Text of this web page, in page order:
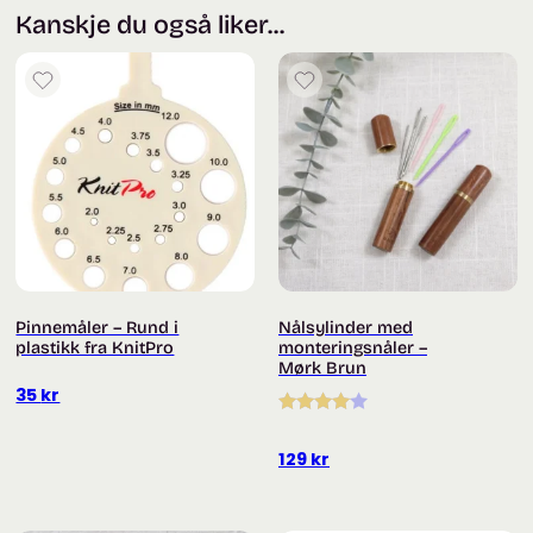
Kanskje du også liker...
Pinnemåler – Rund i
plastikk fra KnitPro
35 kr
Nålsylinder med
monteringsnåler –
Mørk Brun
4.00 av 5
129 kr